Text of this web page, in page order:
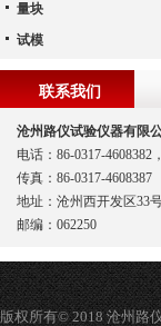
量块
试模
联系我们
沧州路仪试验仪器有限
电话：86-0317-4608382
传真：86-0317-4608387
地址：沧州西开发区33
邮编：062250
版权所有© 2018 沧州路